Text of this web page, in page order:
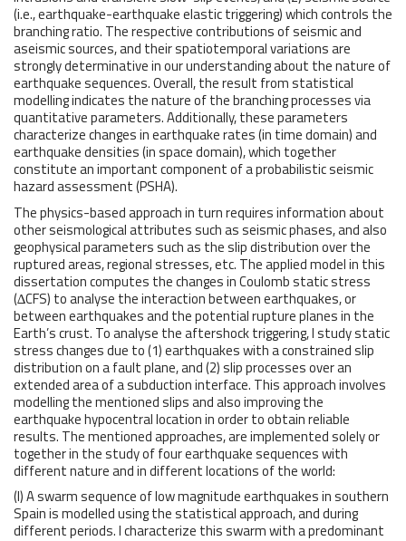
(i.e., earthquake-earthquake elastic triggering) which controls the
branching ratio. The respective contributions of seismic and
aseismic sources, and their spatiotemporal variations are
strongly determinative in our understanding about the nature of
earthquake sequences. Overall, the result from statistical
modelling indicates the nature of the branching processes via
quantitative parameters. Additionally, these parameters
characterize changes in earthquake rates (in time domain) and
earthquake densities (in space domain), which together
constitute an important component of a probabilistic seismic
hazard assessment (PSHA).
The physics-based approach in turn requires information about
other seismological attributes such as seismic phases, and also
geophysical parameters such as the slip distribution over the
ruptured areas, regional stresses, etc. The applied model in this
dissertation computes the changes in Coulomb static stress
(∆CFS) to analyse the interaction between earthquakes, or
between earthquakes and the potential rupture planes in the
Earth’s crust. To analyse the aftershock triggering, I study static
stress changes due to (1) earthquakes with a constrained slip
distribution on a fault plane, and (2) slip processes over an
extended area of a subduction interface. This approach involves
modelling the mentioned slips and also improving the
earthquake hypocentral location in order to obtain reliable
results. The mentioned approaches, are implemented solely or
together in the study of four earthquake sequences with
different nature and in different locations of the world:
(I) A swarm sequence of low magnitude earthquakes in southern
Spain is modelled using the statistical approach, and during
different periods. I characterize this swarm with a predominant